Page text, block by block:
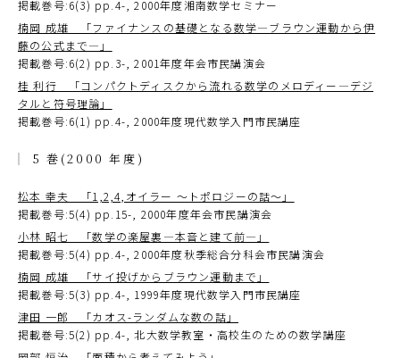
掲載巻号:6(3) pp.4-, 2000年度湘南数学セミナー
楠岡 成雄 「ファイナンスの基礎となる数学―ブラウン運動から伊
藤の公式まで―」
掲載巻号:6(2) pp.3-, 2001年度年会市民講演会
桂 利行 「コンパクトディスクから流れる数学のメロディー―デジ
タルと符号理論」
掲載巻号:6(1) pp.4-, 2000年度現代数学入門市民講座
5 巻(2000 年度)
松本 幸夫 「1,2,4,オイラー ～トポロジーの話～」
掲載巻号:5(4) pp.15-, 2000年度年会市民講演会
小林 昭七 「数学の楽屋裏―本音と建て前―」
掲載巻号:5(4) pp.4-, 2000年度秋季総合分科会市民講演会
楠岡 成雄 「サイ投げからブラウン運動まで」
掲載巻号:5(3) pp.4-, 1999年度現代数学入門市民講座
津田 一郎 「カオス-ランダムな数の話」
掲載巻号:5(2) pp.4-, 北大数学教室・高校生のための数学講座